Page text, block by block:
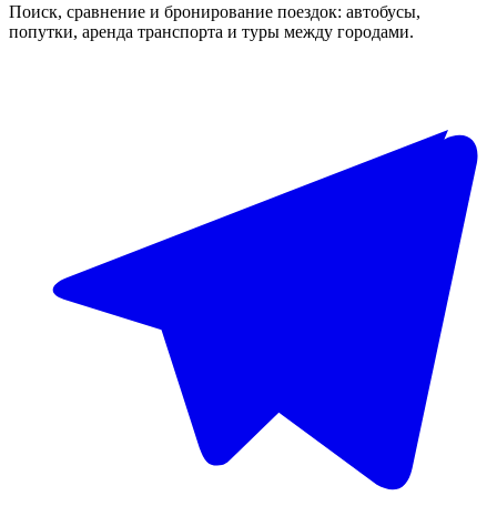
Поиск, сравнение и бронирование поездок: автобусы,
попутки, аренда транспорта и туры между городами.